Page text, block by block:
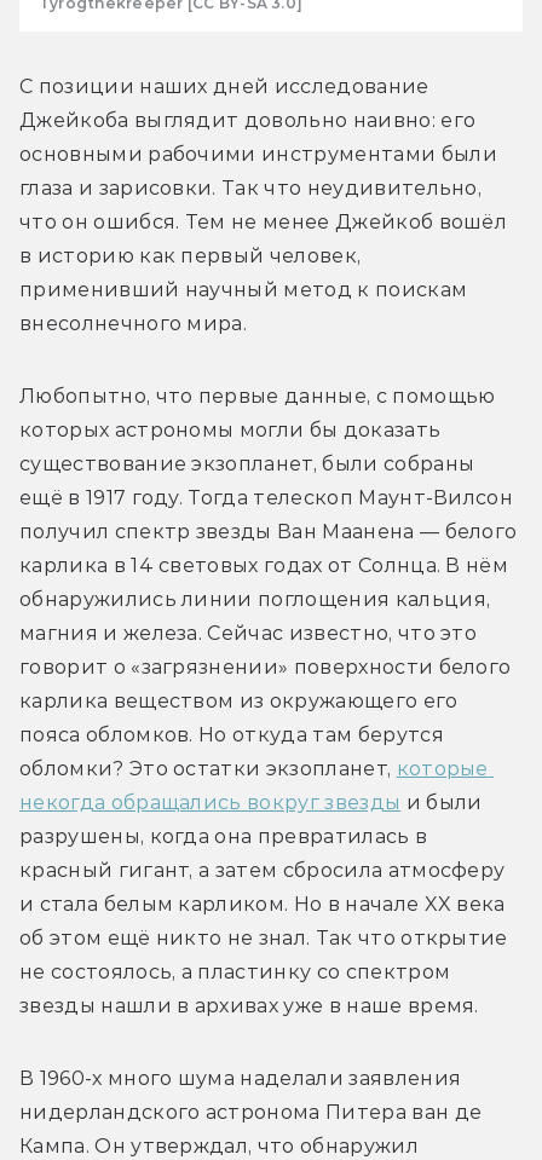
С позиции наших дней исследование
Джейкоба выглядит довольно наивно: его
основными рабочими инструментами были
глаза и зарисовки. Так что неудивительно,
что он ошибся. Тем не менее Джейкоб вошёл
в историю как первый человек,
применивший научный метод к поискам
внесолнечного мира.
Любопытно, что первые данные, с помощью
которых астрономы могли бы доказать
существование экзопланет, были собраны
ещё в 1917 году. Тогда телескоп Маунт-Вилсон
получил спектр звезды Ван Маанена — белого
карлика в 14 световых годах от Солнца. В нём
обнаружились линии поглощения кальция,
магния и железа. Сейчас известно, что это
говорит о «загрязнении» поверхности белого
карлика веществом из окружающего его
пояса обломков. Но откуда там берутся
обломки? Это остатки экзопланет, которые
некогда обращались вокруг звезды и были
разрушены, когда она превратилась в
красный гигант, а затем сбросила атмосферу
и стала белым карликом. Но в начале XX века
об этом ещё никто не знал. Так что открытие
не состоялось, а пластинку со спектром
звезды нашли в архивах уже в наше время.
В 1960-х много шума наделали заявления
нидерландского астронома Питера ван де
Кампа. Он утверждал, что обнаружил